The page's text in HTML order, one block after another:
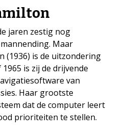
jaren zestig nog
Maar
(1936) is de uitzondering
is zij de drijvende
van
Haar grootste
dat de computer leert
prioriteiten te stellen.